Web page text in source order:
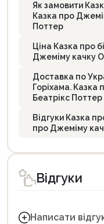
Як замовити
Казка про
Поттер
Ціна Казка про
Джеміму качку
Доставка по
Горіхама.
Беатрікс Поттер
Відгуки Казка
про Джеміму
Відгуки
Написати